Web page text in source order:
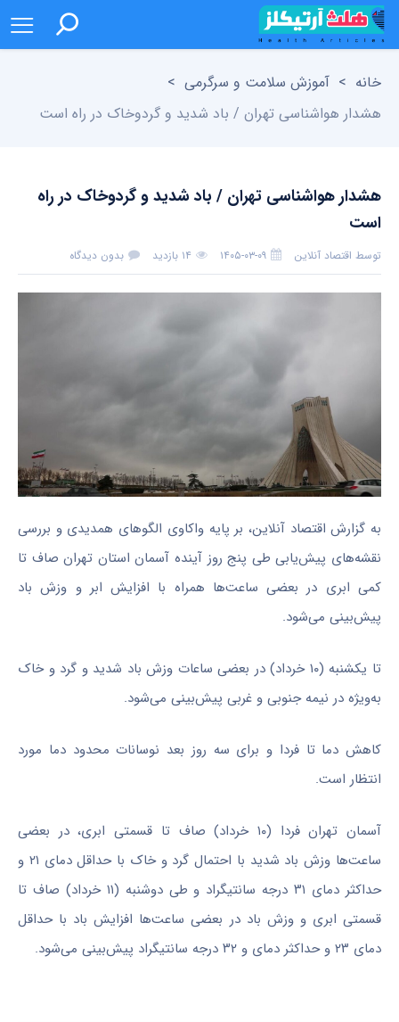
خانه > آموزش سلامت و سرگرمی >
هشدار هواشناسی تهران / باد شدید و گردوخاک در راه است
هشدار هواشناسی تهران / باد شدید و گردوخاک در راه
است
توسط اقتصاد آنلاین ۱۴۰۵-۰۳-۰۹ ۱۴ بازدید بدون دیدگاه
به گزارش اقتصاد آنلاین، بر پایه واکاوی الگو‌های همدیدی و بررسی
نقشه‌های پیش‌یابی طی پنج روز آینده آسمان استان تهران صاف تا
کمی ابری در بعضی ساعت‌ها همراه با افزایش ابر و وزش باد
پیش‌بینی می‌شود.
تا یکشنبه (۱۰ خرداد) در بعضی ساعات وزش باد شدید و گرد و خاک
به‌ویژه در نیمه جنوبی و غربی پیش‌بینی می‌شود.
کاهش دما تا فردا و برای سه روز بعد نوسانات محدود دما مورد
انتظار است.
آسمان تهران فردا (۱۰ خرداد) صاف تا قسمتی ابری، در بعضی
ساعت‌ها وزش باد شدید با احتمال گرد و خاک با حداقل دمای ۲۱ و
حداکثر دمای ۳۱ درجه سانتیگراد و طی دوشنبه (۱۱ خرداد) صاف تا
قسمتی ابری و وزش باد در بعضی ساعت‌ها افزایش باد با حداقل
دمای ۲۳ و حداکثر دمای و ۳۲ درجه سانتیگراد پیش‌بینی می‌شود.